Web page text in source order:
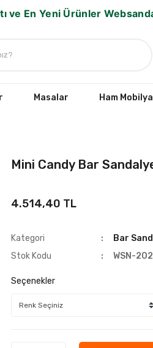
ve En Yeni Ürünler
Masalar Ham
Mini Candy Bar
4.514,40 TL
Kategori Bar
Stok Kodu
WSN-
Seçenekler